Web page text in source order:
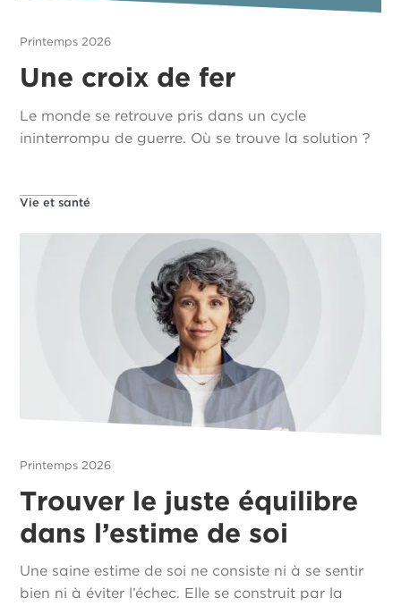
Printemps 2026
Une croix de fer
Le monde se retrouve pris dans un cycle
ininterrompu de guerre. Où se trouve la solution ?
Vie et santé
Printemps 2026
Trouver le juste équilibre
dans l’estime de soi
Une saine estime de soi ne consiste ni à se sentir
bien ni à éviter l’échec. Elle se construit par la